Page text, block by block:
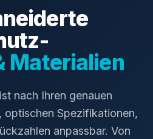
Materialien
nach Ihren genauen
optischen Spezifikationen,
anpassbar. Von